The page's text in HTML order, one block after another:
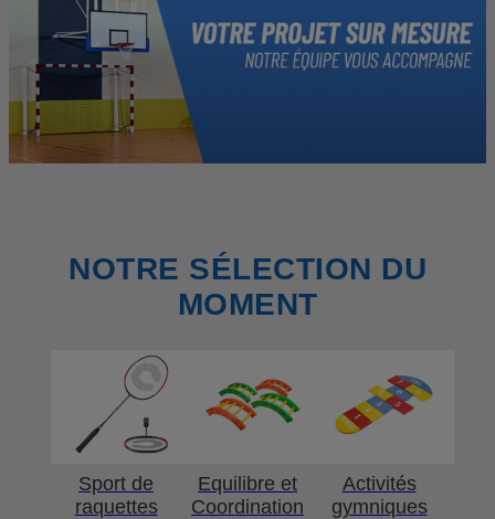
NOTRE SÉLECTION DU
MOMENT
Sport de
raquettes
Equilibre et
Coordination
Activités
gymniques